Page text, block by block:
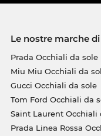
Le nostre marche
Prada Occhiali da sole
Miu Miu Occhiali da
Gucci Occhiali da sole
Tom Ford Occhiali da
Saint Laurent Occhiali
Prada Linea Rossa